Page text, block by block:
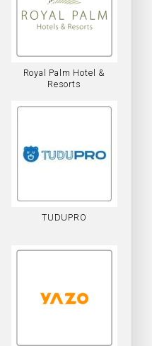
Royal Palm Hotel &
Resorts
TUDUPRO